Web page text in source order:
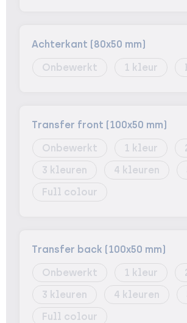
Achterkant (80x50 mm)
Onbewerkt
1
Transfer front (100x50 mm)
Onbewerkt
1
3
4
Full colour
Transfer back (100x50 mm)
Onbewerkt
1
3
4
Full colour